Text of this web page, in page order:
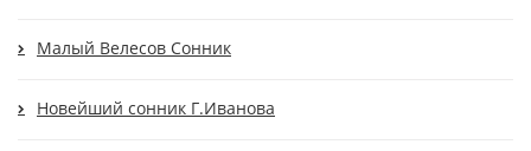
Малый Велесов Сонник
Новейший сонник Г.Иванова